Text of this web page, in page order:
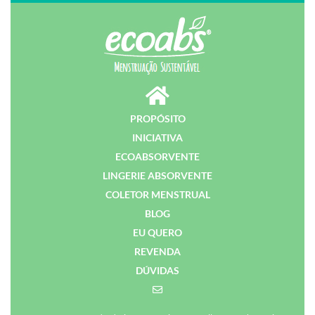
PROPÓSITO
INICIATIVA
ECOABSORVENTE
LINGERIE ABSORVENTE
COLETOR MENSTRUAL
BLOG
EU QUERO
REVENDA
DÚVIDAS